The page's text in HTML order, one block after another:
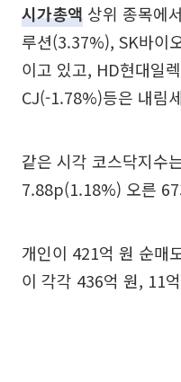
시가총액 상위 종목에
루션(3.37%), SK바이
이고 있고, HD현대일
CJ(-1.78%)등은 내림
같은 시각 코스닥지수
7.88p(1.18%) 오른
개인이 421억 원 순매
이 각각 436억 원, 11